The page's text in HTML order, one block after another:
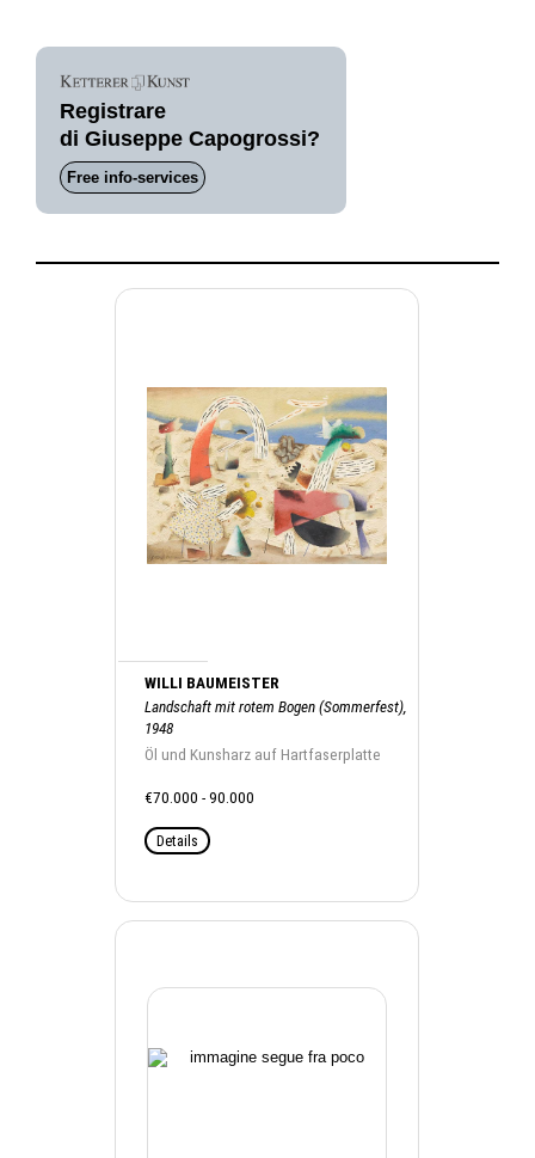
Registrare
di Giuseppe Capogrossi?
Free info-services
WILLI BAUMEISTER
Landschaft mit rotem Bogen (Sommerfest),
1948
Öl und Kunsharz auf Hartfaserplatte
€70.000 - 90.000
Details